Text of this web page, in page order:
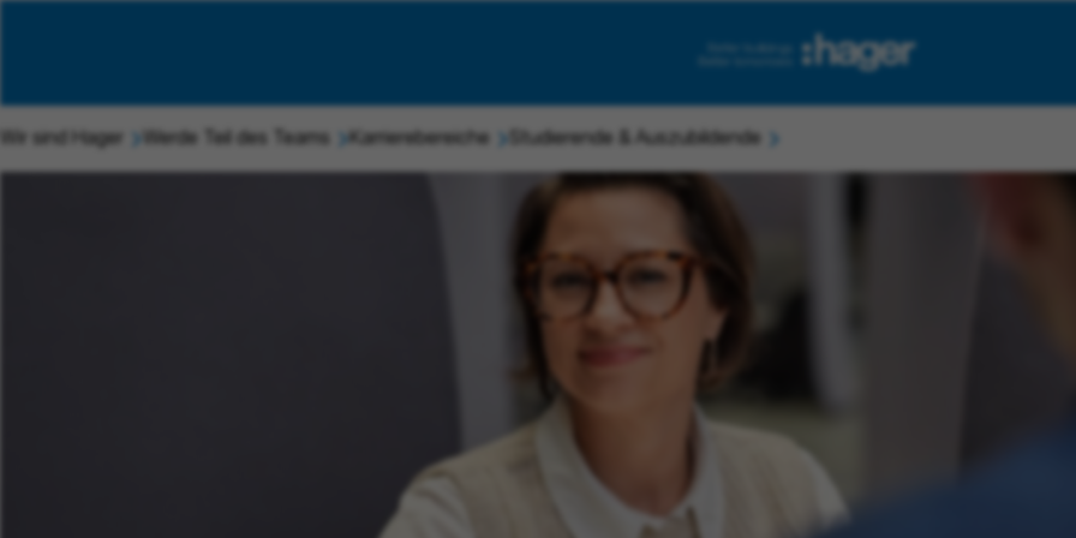
Wir sind Hager Werde Teil des Teams Karrierebereiche Studierende & Auszubildende